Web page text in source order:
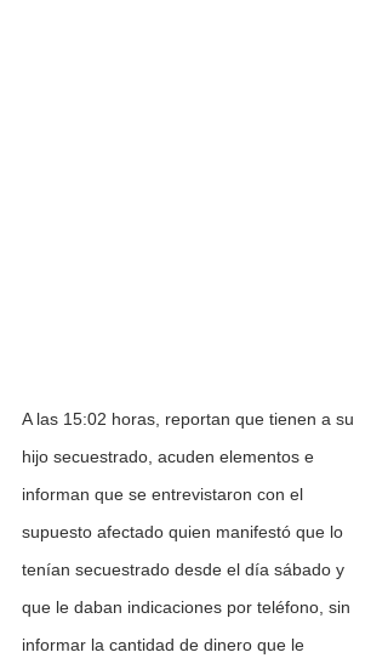
A las 15:02 horas, reportan que tienen a su
hijo secuestrado, acuden elementos e
informan que se entrevistaron con el
supuesto afectado quien manifestó que lo
tenían secuestrado desde el día sábado y
que le daban indicaciones por teléfono, sin
informar la cantidad de dinero que le